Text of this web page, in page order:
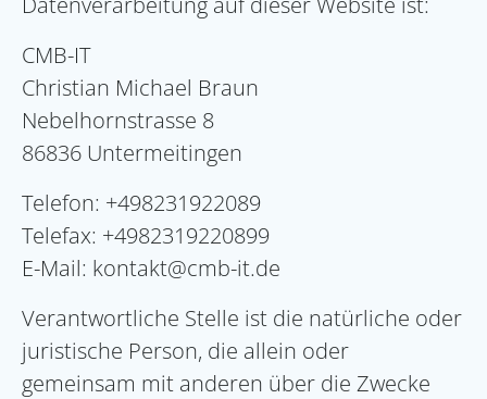
CMB-IT
Christian Michael Braun
Nebelhornstrasse 8
86836 Untermeitingen
Telefon: +498231922089
Telefax: +4982319220899
E-Mail: kontakt@cmb-it.de
Verantwortliche Stelle ist die natürliche oder
juristische Person, die allein oder
gemeinsam mit anderen über die Zwecke